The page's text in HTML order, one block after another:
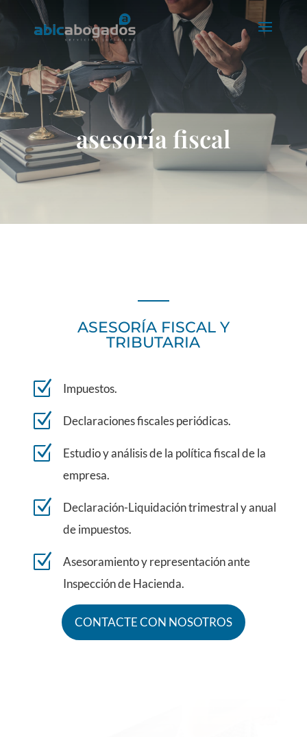
asesoría fiscal
ASESORÍA FISCAL Y
TRIBUTARIA
Z Impuestos.
Z Declaraciones fiscales periódicas.
Z
Estudio y análisis de la política fiscal de la
empresa.
Z
Declaración-Liquidación trimestral y anual
de impuestos.
Z
Asesoramiento y representación ante
Inspección de Hacienda.
CONTACTE CON NOSOTROS